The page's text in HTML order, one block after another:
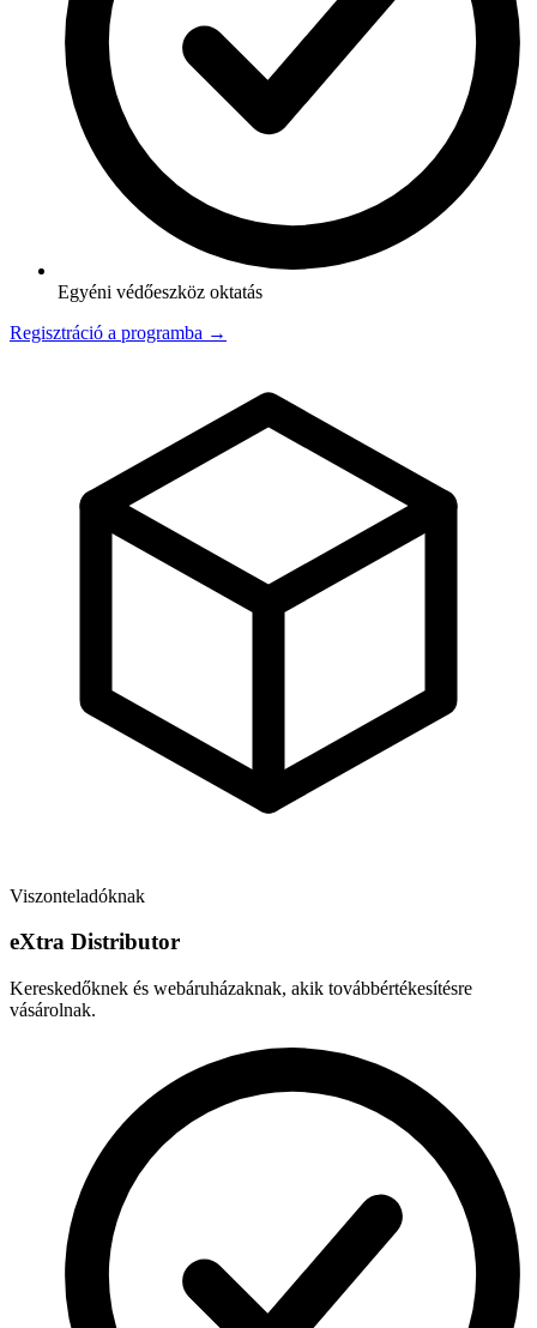
Egyéni védőeszköz oktatás
Regisztráció a programba →
Viszonteladóknak
eXtra Distributor
Kereskedőknek és webáruházaknak, akik továbbértékesítésre
vásárolnak.